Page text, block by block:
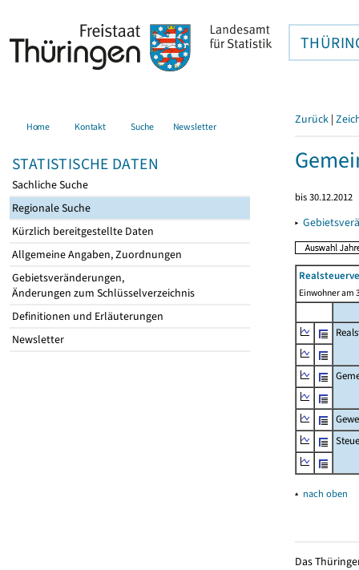
Home Kontakt Suche Newsletter
STATISTISCHE DATEN
Sachliche Suche
Regionale Suche
Kürzlich bereitgestellte Daten
Allgemeine Angaben, Zuordnungen
Gebietsveränderungen,
Änderungen zum Schlüsselverzeichnis
Definitionen und Erläuterungen
Newsletter
Zurück |
bis 30.12.2012
▸
Einwohner am
▴ nach oben
Das